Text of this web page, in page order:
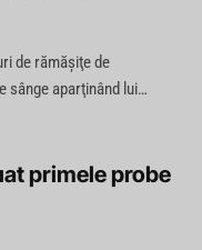
de rămăşiţe de
sânge aparţinând lui…
primele probe